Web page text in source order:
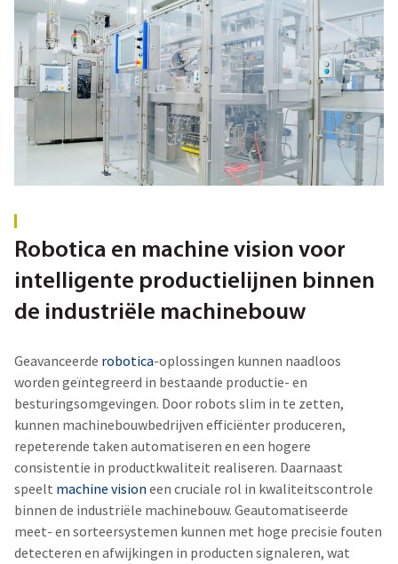
Robotica en machine vision voor
intelligente productielijnen binnen
de industriële machinebouw
Geavanceerde robotica-oplossingen kunnen naadloos
worden geïntegreerd in bestaande productie- en
besturingsomgevingen. Door robots slim in te zetten,
kunnen machinebouwbedrijven efficiënter produceren,
repeterende taken automatiseren en een hogere
consistentie in productkwaliteit realiseren. Daarnaast
speelt machine vision een cruciale rol in kwaliteitscontrole
binnen de industriële machinebouw. Geautomatiseerde
meet- en sorteersystemen kunnen met hoge precisie fouten
detecteren en afwijkingen in producten signaleren, wat